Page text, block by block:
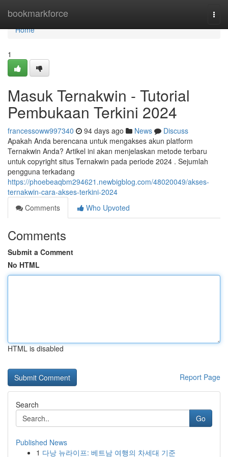
bookmarkforce
Home
Home
1
Masuk Ternakwin - Tutorial
Pembukaan Terkini 2024
francessoww997340 94 days ago News
Discuss
Apakah Anda berencana untuk mengakses akun platform
Ternakwin Anda? Artikel ini akan menjelaskan metode terbaru
untuk copyright situs Ternakwin pada periode 2024 . Sejumlah
pengguna terkadang
https://phoebeaqbm294621.newbigblog.com/48020049/akses-
ternakwin-cara-akses-terkini-2024
Comments
Who Upvoted
Comments
Submit a Comment
No HTML
HTML is disabled
Report Page
Search
Go
Published News
1 다낭 뉴라이프: 베트남 여행의 차세대 기준